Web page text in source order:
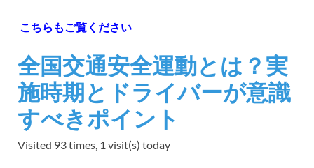
こちらもご覧ください
全国交通安全運動とは？実
施時期とドライバーが意識
すべきポイント
Visited 93 times, 1 visit(s) today